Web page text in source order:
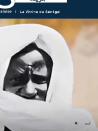
Copyright 2025, APS